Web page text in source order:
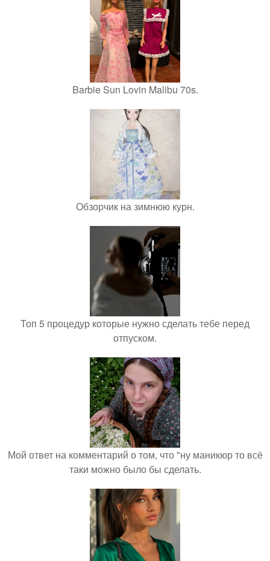
Barbie Sun Lovin Malibu 70s.
Обзорчик на зимнюю курн.
Топ 5 процедур которые нужно сделать тебе перед
отпуском.
Мой ответ на комментарий о том, что "ну маникюр то всё
таки можно было бы сделать.